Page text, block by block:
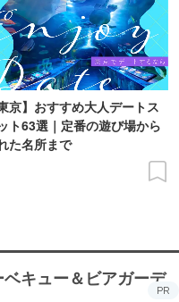
東京】おすすめ大人デートス
ト63選｜定番の遊び場から
た名所まで
キュー＆ビアガーデ
PR